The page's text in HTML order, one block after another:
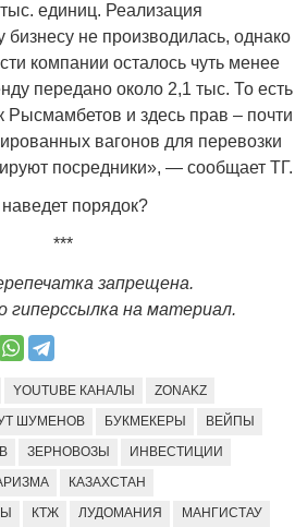
единиц. Реализация
бизнесу не производилась, однако
компании осталось чуть менее
передано около 2,1 тыс. То есть
Рысмамбетов и здесь прав – почти
вагонов для перевозки
посредники», — сообщает ТГ.
порядок?
***
запрещена.
гиперссылка на материал.
YOUTUBE КАНАЛЫ ZONAKZ
ШУМЕНОВ БУКМЕКЕРЫ ВЕЙПЫ
ЗЕРНОВОЗЫ ИНВЕСТИЦИИ
КАЗАХСТАН
КТЖ ЛУДОМАНИЯ МАНГИСТАУ